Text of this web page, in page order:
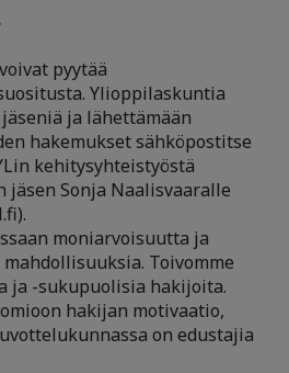
pyytää
Ylioppilaskuntia
ja lähettämään
hakemukset sähköpostitse
kehitysyhteistyöstä
Sonja Naalisvaaralle
moniarvoisuutta ja
Toivomme
ja -sukupuolisia hakijoita.
hakijan motivaatio,
on edustajia